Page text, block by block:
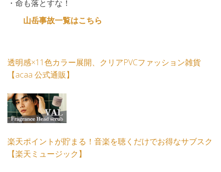
・命も落とすな！
山岳事故一覧はこちら
透明感×11色カラー展開、クリアPVCファッション雑貨
【acaa 公式通販】
楽天ポイントが貯まる！音楽を聴くだけでお得なサブスク
【楽天ミュージック】